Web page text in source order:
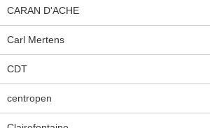
CARAN D'ACHE
Carl Mertens
CDT
centropen